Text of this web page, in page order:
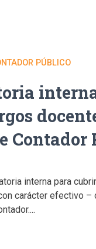
PÚBLICO
Contador
interna para
carácter efectivo –